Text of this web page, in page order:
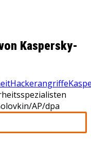
Kaspersky-
Hackerangriffe
AP/dpa